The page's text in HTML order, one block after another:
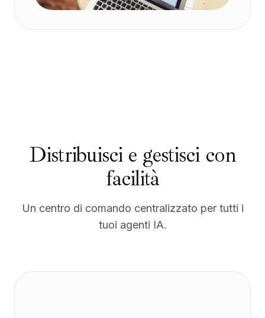
Distribuisci e gestisci con
facilità
Un centro di comando centralizzato per tutti i
tuoi agenti IA.